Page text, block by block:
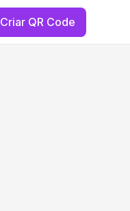
Criar QR Code